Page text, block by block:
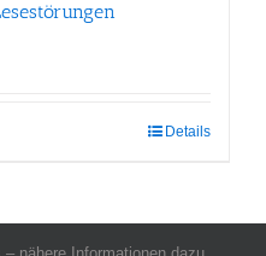
Details